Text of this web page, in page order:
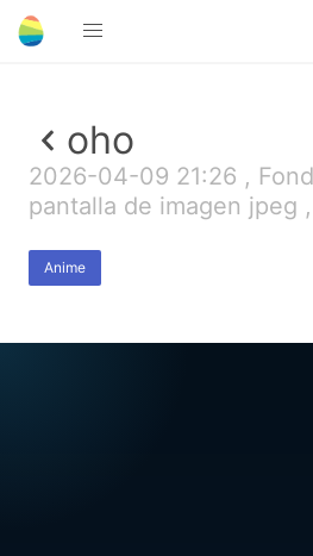
oho
2026-04-09 21:26 ,
pantalla de imagen jpeg
Anime